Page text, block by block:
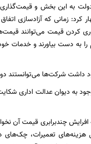
دولت به این بخش و
جابجا شد، اظهار کرد: زمانی که
کردن قیمت می‌توانند
به دست بیاورند و خدمات
شرکت‌ها می‌توانستند
دیوان عدالت اداری شکایت
افرایش چندبرابری قیمت آن
تعمیرات، چک‌های